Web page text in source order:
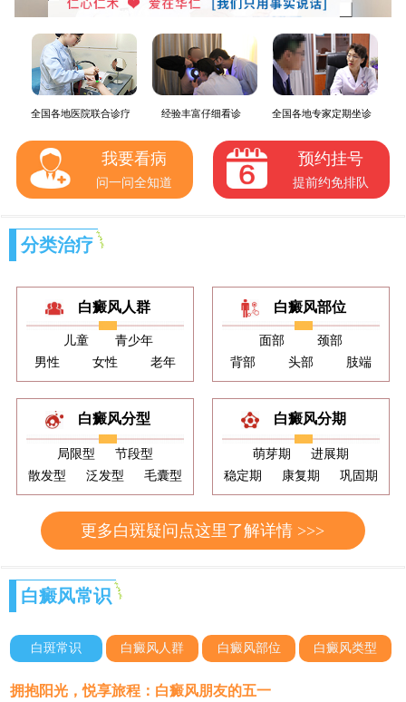
全国各地医院联合诊疗 经验丰富仔细看诊 全国各地专家定期坐诊
我要看病
问一问全知道
预约挂号
提前约免排队
分类治疗
白癜风人群
儿童
青少年
男性
女性 老年
白癜风部位
面部
颈部
背部
头部 肢端
白癜风分型
局限型
节段型
散发型
泛发型 毛囊型
白癜风分期
萌芽期
进展期
稳定期
康复期 巩固期
更多白斑疑问点这里了解详情 >>>
白癜风常识
白斑常识 白癜风人群 白癜风部位 白癜风类型
拥抱阳光，悦享旅程：白癜风朋友的五一